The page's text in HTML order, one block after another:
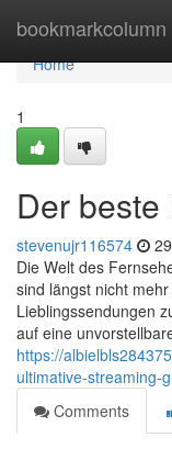
bookmarkcolumn
Home
Home
1
Der beste
stevenujr116574
Die Welt des
sind längst nicht
Lieblingssendungen
auf eine
https://
ultimative-streaming-
Comments